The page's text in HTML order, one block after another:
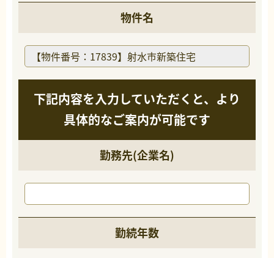
物件名
下記内容を入力していただくと、より
具体的なご案内が可能です
勤務先(企業名)
勤続年数